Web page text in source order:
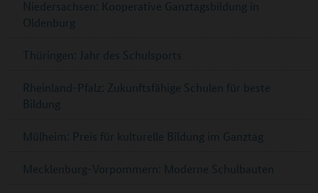
Niedersachsen: Kooperative Ganztagsbildung in
Oldenburg
Thüringen: Jahr des Schulsports
Rheinland-Pfalz: Zukunftsfähige Schulen für beste
Bildung
Mülheim: Preis für kulturelle Bildung im Ganztag
Mecklenburg-Vorpommern: Moderne Schulbauten